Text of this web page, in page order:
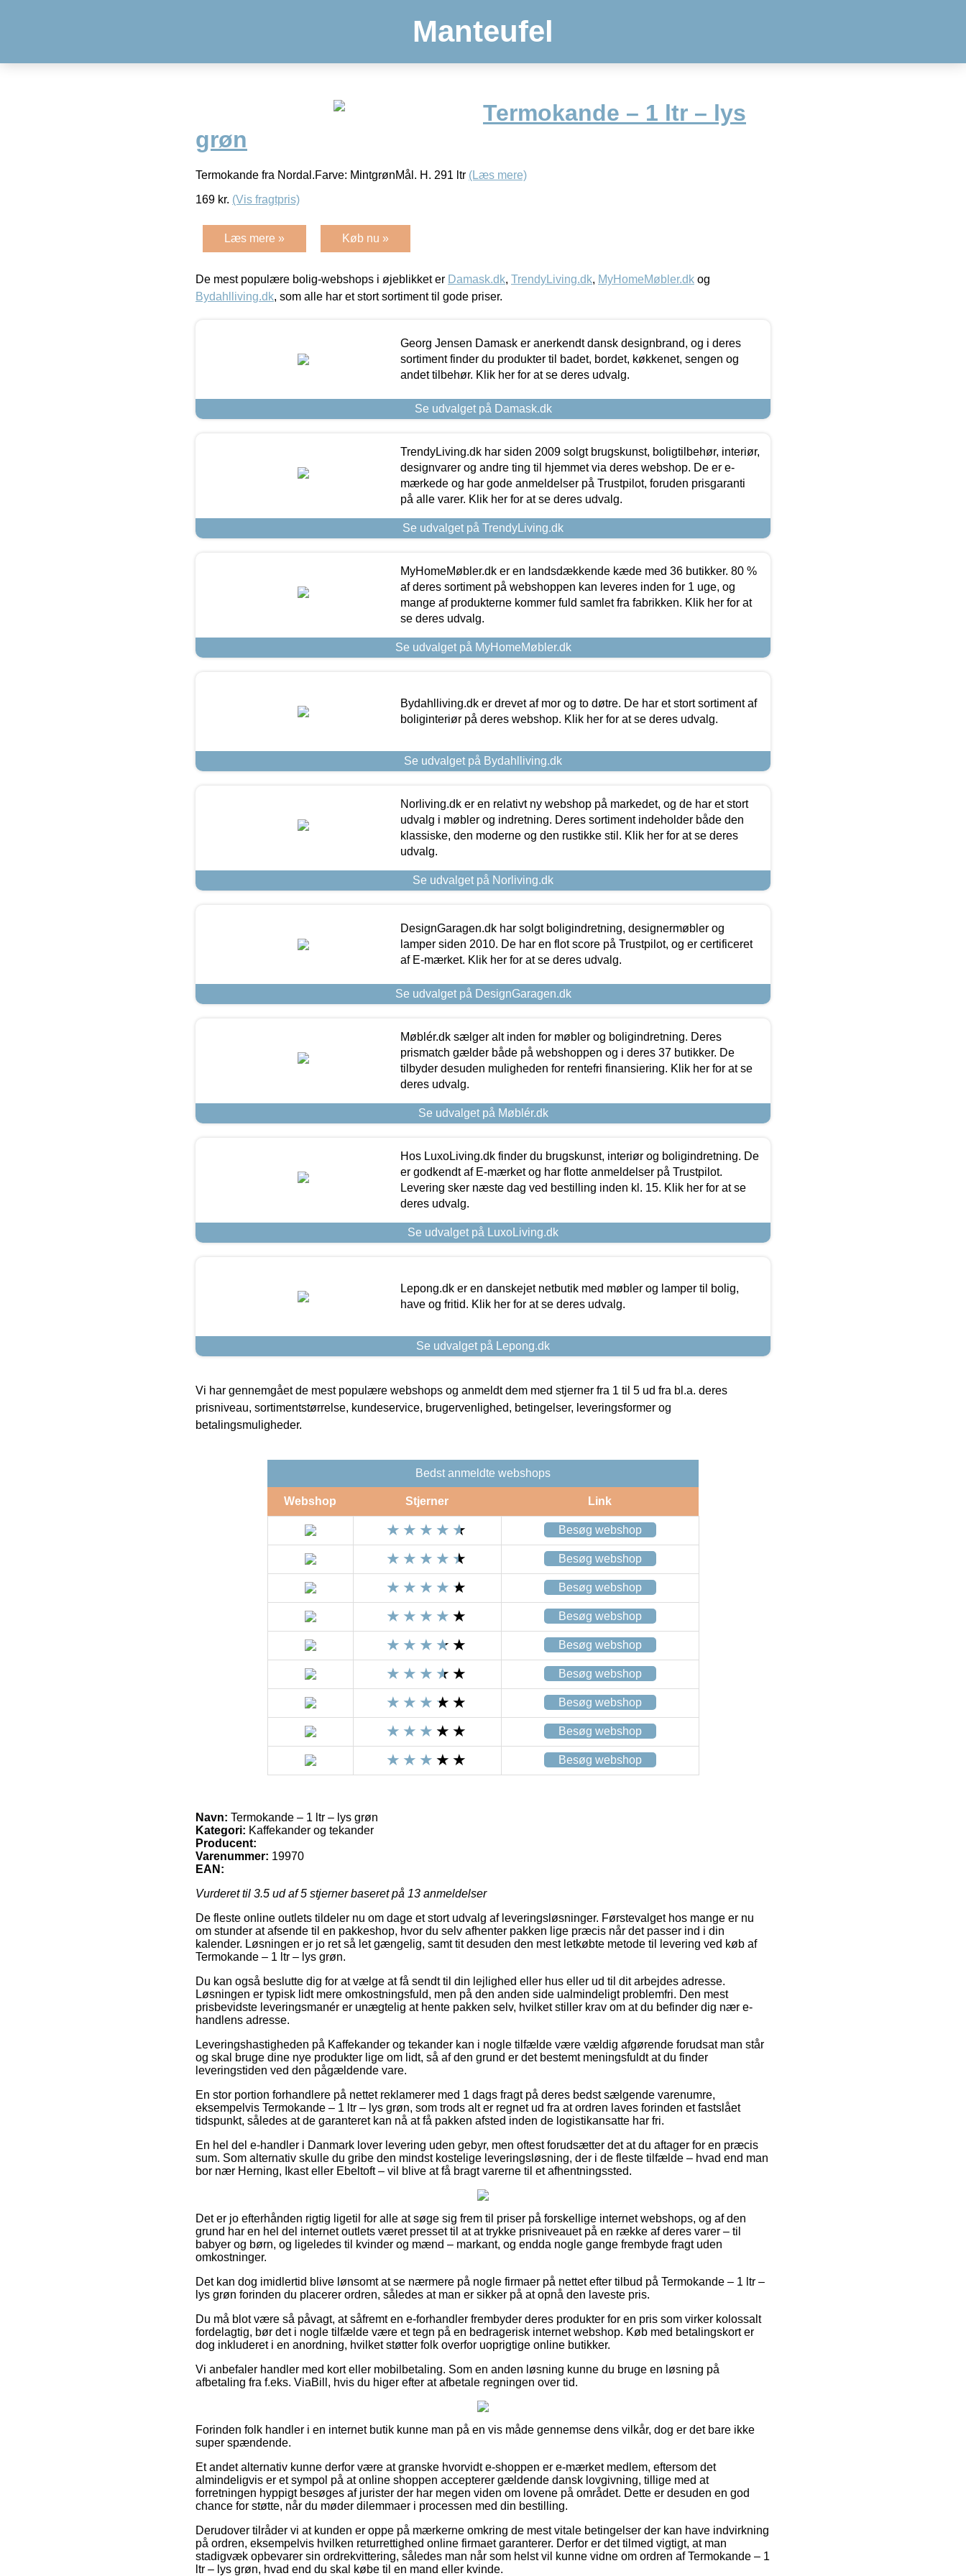
Manteufel
Termokande – 1 ltr – lys
grøn
Termokande fra Nordal.Farve: MintgrønMål. H. 291 ltr (Læs mere)
169 kr. (Vis fragtpris)
Læs mere » Køb nu »
De mest populære bolig-webshops i øjeblikket er Damask.dk, TrendyLiving.dk, MyHomeMøbler.dk og
Bydahlliving.dk, som alle har et stort sortiment til gode priser.
Georg Jensen Damask er anerkendt dansk designbrand, og i deres
sortiment finder du produkter til badet, bordet, køkkenet, sengen og
andet tilbehør. Klik her for at se deres udvalg.
Se udvalget på Damask.dk
TrendyLiving.dk har siden 2009 solgt brugskunst, boligtilbehør, interiør,
designvarer og andre ting til hjemmet via deres webshop. De er e-
mærkede og har gode anmeldelser på Trustpilot, foruden prisgaranti
på alle varer. Klik her for at se deres udvalg.
Se udvalget på TrendyLiving.dk
MyHomeMøbler.dk er en landsdækkende kæde med 36 butikker. 80 %
af deres sortiment på webshoppen kan leveres inden for 1 uge, og
mange af produkterne kommer fuld samlet fra fabrikken. Klik her for at
se deres udvalg.
Se udvalget på MyHomeMøbler.dk
Bydahlliving.dk er drevet af mor og to døtre. De har et stort sortiment af
boliginteriør på deres webshop. Klik her for at se deres udvalg.
Se udvalget på Bydahlliving.dk
Norliving.dk er en relativt ny webshop på markedet, og de har et stort
udvalg i møbler og indretning. Deres sortiment indeholder både den
klassiske, den moderne og den rustikke stil. Klik her for at se deres
udvalg.
Se udvalget på Norliving.dk
DesignGaragen.dk har solgt boligindretning, designermøbler og
lamper siden 2010. De har en flot score på Trustpilot, og er certificeret
af E-mærket. Klik her for at se deres udvalg.
Se udvalget på DesignGaragen.dk
Møblér.dk sælger alt inden for møbler og boligindretning. Deres
prismatch gælder både på webshoppen og i deres 37 butikker. De
tilbyder desuden muligheden for rentefri finansiering. Klik her for at se
deres udvalg.
Se udvalget på Møblér.dk
Hos LuxoLiving.dk finder du brugskunst, interiør og boligindretning. De
er godkendt af E-mærket og har flotte anmeldelser på Trustpilot.
Levering sker næste dag ved bestilling inden kl. 15. Klik her for at se
deres udvalg.
Se udvalget på LuxoLiving.dk
Lepong.dk er en danskejet netbutik med møbler og lamper til bolig,
have og fritid. Klik her for at se deres udvalg.
Se udvalget på Lepong.dk
Vi har gennemgået de mest populære webshops og anmeldt dem med stjerner fra 1 til 5 ud fra bl.a. deres
prisniveau, sortimentstørrelse, kundeservice, brugervenlighed, betingelser, leveringsformer og
betalingsmuligheder.
Bedst anmeldte webshops
Webshop Stjerner Link
Besøg webshop
Besøg webshop
Besøg webshop
Besøg webshop
Besøg webshop
Besøg webshop
Besøg webshop
Besøg webshop
Besøg webshop
Navn: Termokande – 1 ltr – lys grøn
Kategori: Kaffekander og tekander
Producent:
Varenummer: 19970
EAN:
Vurderet til 3.5 ud af 5 stjerner baseret på 13 anmeldelser
De fleste online outlets tildeler nu om dage et stort udvalg af leveringsløsninger. Førstevalget hos mange er nu
om stunder at afsende til en pakkeshop, hvor du selv afhenter pakken lige præcis når det passer ind i din
kalender. Løsningen er jo ret så let gængelig, samt tit desuden den mest letkøbte metode til levering ved køb af
Termokande – 1 ltr – lys grøn.
Du kan også beslutte dig for at vælge at få sendt til din lejlighed eller hus eller ud til dit arbejdes adresse.
Løsningen er typisk lidt mere omkostningsfuld, men på den anden side ualmindeligt problemfri. Den mest
prisbevidste leveringsmanér er unægtelig at hente pakken selv, hvilket stiller krav om at du befinder dig nær e-
handlens adresse.
Leveringshastigheden på Kaffekander og tekander kan i nogle tilfælde være vældig afgørende forudsat man står
og skal bruge dine nye produkter lige om lidt, så af den grund er det bestemt meningsfuldt at du finder
leveringstiden ved den pågældende vare.
En stor portion forhandlere på nettet reklamerer med 1 dags fragt på deres bedst sælgende varenumre,
eksempelvis Termokande – 1 ltr – lys grøn, som trods alt er regnet ud fra at ordren laves forinden et fastslået
tidspunkt, således at de garanteret kan nå at få pakken afsted inden de logistikansatte har fri.
En hel del e-handler i Danmark lover levering uden gebyr, men oftest forudsætter det at du aftager for en præcis
sum. Som alternativ skulle du gribe den mindst kostelige leveringsløsning, der i de fleste tilfælde – hvad end man
bor nær Herning, Ikast eller Ebeltoft – vil blive at få bragt varerne til et afhentningssted.
Det er jo efterhånden rigtig ligetil for alle at søge sig frem til priser på forskellige internet webshops, og af den
grund har en hel del internet outlets været presset til at at trykke prisniveauet på en række af deres varer – til
babyer og børn, og ligeledes til kvinder og mænd – markant, og endda nogle gange frembyde fragt uden
omkostninger.
Det kan dog imidlertid blive lønsomt at se nærmere på nogle firmaer på nettet efter tilbud på Termokande – 1 ltr –
lys grøn forinden du placerer ordren, således at man er sikker på at opnå den laveste pris.
Du må blot være så påvagt, at såfremt en e-forhandler frembyder deres produkter for en pris som virker kolossalt
fordelagtig, bør det i nogle tilfælde være et tegn på en bedragerisk internet webshop. Køb med betalingskort er
dog inkluderet i en anordning, hvilket støtter folk overfor uoprigtige online butikker.
Vi anbefaler handler med kort eller mobilbetaling. Som en anden løsning kunne du bruge en løsning på
afbetaling fra f.eks. ViaBill, hvis du higer efter at afbetale regningen over tid.
Forinden folk handler i en internet butik kunne man på en vis måde gennemse dens vilkår, dog er det bare ikke
super spændende.
Et andet alternativ kunne derfor være at granske hvorvidt e-shoppen er e-mærket medlem, eftersom det
almindeligvis er et sympol på at online shoppen accepterer gældende dansk lovgivning, tillige med at
forretningen hyppigt besøges af jurister der har megen viden om lovene på området. Dette er desuden en god
chance for støtte, når du møder dilemmaer i processen med din bestilling.
Derudover tilråder vi at kunden er oppe på mærkerne omkring de mest vitale betingelser der kan have indvirkning
på ordren, eksempelvis hvilken returrettighed online firmaet garanterer. Derfor er det tilmed vigtigt, at man
stadigvæk opbevarer sin ordrekvittering, således man når som helst vil kunne vidne om ordren af Termokande – 1
ltr – lys grøn, hvad end du skal købe til en mand eller kvinde.